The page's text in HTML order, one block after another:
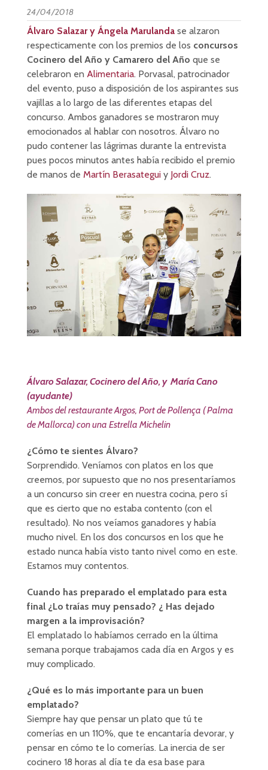
24/04/2018
Álvaro Salazar y Ángela Marulanda se alzaron
respecticamente con los premios de los concursos
Cocinero del Año y Camarero del Año que se
celebraron en Alimentaria. Porvasal, patrocinador
del evento, puso a disposición de los aspirantes sus
vajillas a lo largo de las diferentes etapas del
concurso. Ambos ganadores se mostraron muy
emocionados al hablar con nosotros. Álvaro no
pudo contener las lágrimas durante la entrevista
pues pocos minutos antes había recibido el premio
de manos de Martín Berasateguiy Jordi Cruz.
Álvaro Salazar, Cocinero del Año, y María Cano
(ayudante)
Ambos del restaurante Argos, Port de Pollença ( Palma
de Mallorca) con una Estrella Michelin
¿Cómo te sientes Álvaro?
Sorprendido. Veníamos con platos en los que
creemos, por supuesto que no nos presentaríamos
a un concurso sin creer en nuestra cocina, pero sí
que es cierto que no estaba contento (con el
resultado). No nos veíamos ganadores y había
mucho nivel. En los dos concursos en los que he
estado nunca había visto tanto nivel como en este.
Estamos muy contentos.
Cuando has preparado el emplatado para esta
final ¿Lo traías muy pensado? ¿ Has dejado
margen a la improvisación?
El emplatado lo habíamos cerrado en la última
semana porque trabajamos cada día en Argos y es
muy complicado.
¿Qué es lo más importante para un buen
emplatado?
Siempre hay que pensar un plato que tú te
comerías en un 110%, que te encantaría devorar, y
pensar en cómo te lo comerías. La inercia de ser
cocinero 18 horas al día te da esa base para